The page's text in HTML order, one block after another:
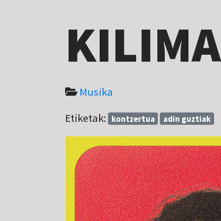
Musika
Etiketak: kontzertua adin guztiak